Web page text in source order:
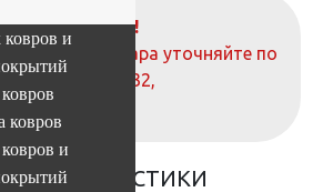
ВНИМАНИЕ!
стоимости товара уточняйте по
+7 (812) 377-09-32,
75-44
и
ковров
и